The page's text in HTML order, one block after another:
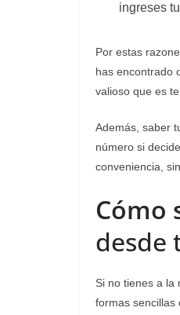
ingreses
Por estas
has encontrado
valioso que es
Además, saber
número si
conveniencia,
Cómo
desde
Si no tienes a la
formas sencillas